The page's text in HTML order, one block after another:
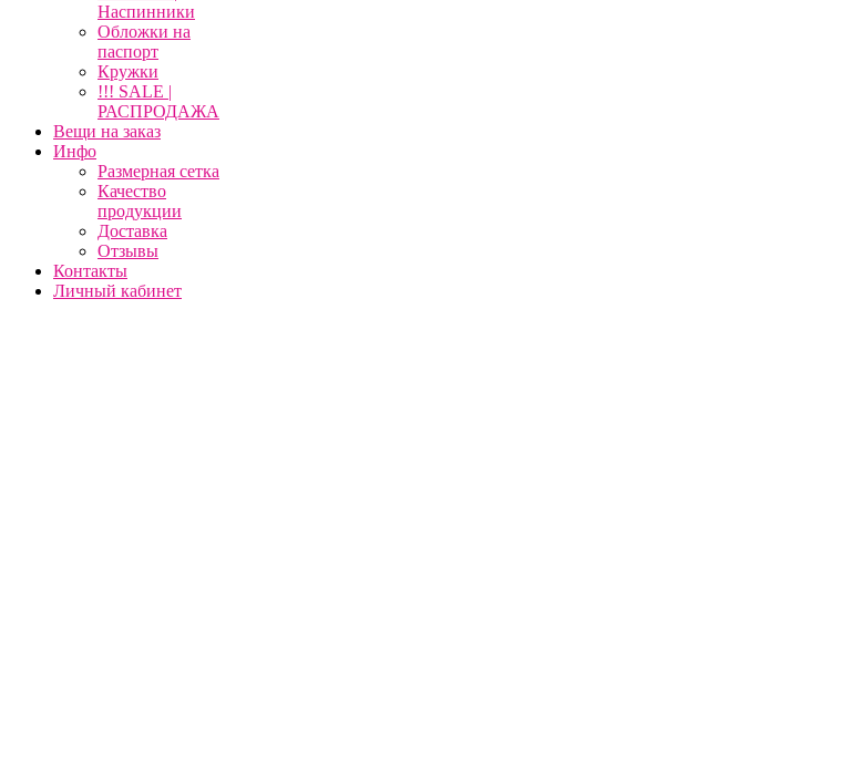
Наспинники
Обложки на
паспорт
Кружки
!!! SALE |
РАСПРОДАЖА
Вещи на заказ
Инфо
Размерная сетка
Качество
продукции
Доставка
Отзывы
Контакты
Личный кабинет